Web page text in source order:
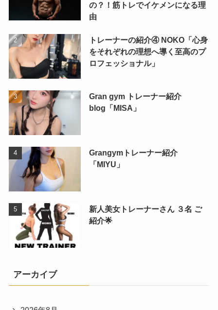
の？！筋トレでイケメンになる理
由
トレーナーの紹介④ NOKO「心身
をそれぞれの理想へ導く至高のプ
ロフェッショナル」
Gran gym トレーナー紹介
blog「MISA」
Grangymトレーナー紹介
「MIYU」
新人美女トレーナーさん ３名 ご
紹介🌟
アーカイブ